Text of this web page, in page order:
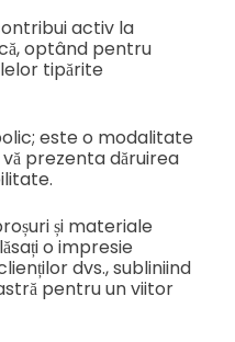
activ la
optând pentru
tipărite
este o modalitate
prezenta dăruirea
și materiale
o impresie
dvs., subliniind
pentru un viitor